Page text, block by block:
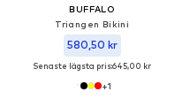
BUFFALO
Triangen Bikini
580,50 kr
Senaste lägsta pris:645,00 kr
+1